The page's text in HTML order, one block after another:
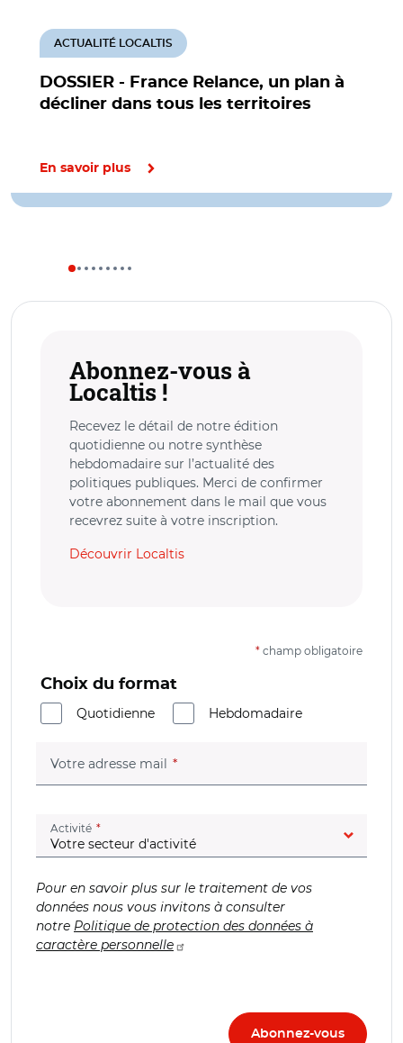
DOSSIER - France Relance, un plan à
décliner dans tous les territoires
ACTUALITÉ LOCALTIS
En savoir plus
Abonnez-vous à
Localtis !
Recevez le détail de notre édition
quotidienne ou notre synthèse
hebdomadaire sur l’actualité des
politiques publiques. Merci de confirmer
votre abonnement dans le mail que vous
recevrez suite à votre inscription.
Découvrir Localtis
* champ obligatoire
Choix du format
Quotidienne
Hebdomadaire
Votre adresse mail (champ obligatoire)
Activité (champ obligatoire)
Pour en savoir plus sur le traitement de vos
données nous vous invitons à consulter
notre Politique de protection des données à
caractère personnelle